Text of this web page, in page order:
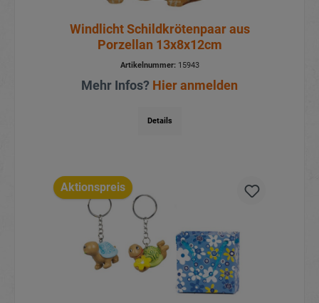
Windlicht Schildkrötenpaar aus
Porzellan 13x8x12cm
Artikelnummer:15943
Mehr Infos? Hier anmelden
Details
Aktionspreis